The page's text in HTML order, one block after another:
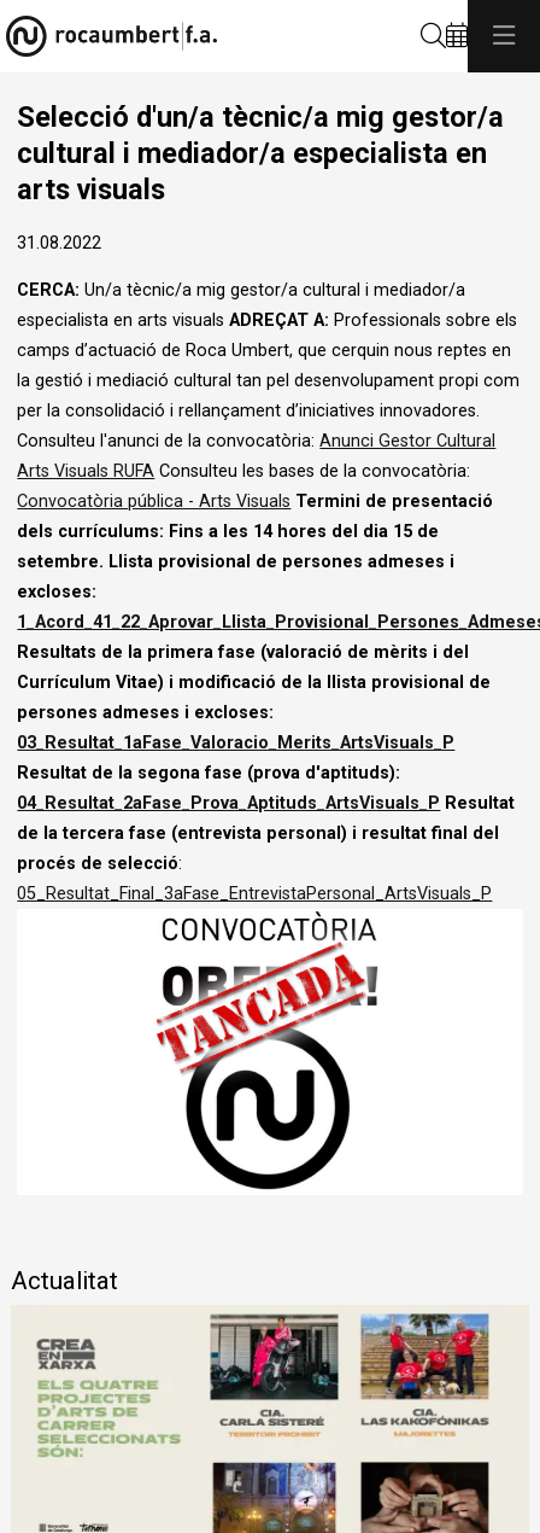
Selecció d'un/a tècnic/a mig gestor/a
cultural i mediador/a especialista en
arts visuals
31.08.2022
CERCA:Un/a tècnic/a mig gestor/a cultural i mediador/a
especialista en arts visualsADREÇAT A: Professionals sobre els
camps d’actuació de Roca Umbert, que cerquin nous reptes en
la gestió i mediació cultural tan pel desenvolupament propi com
per la consolidació i rellançament d’iniciatives innovadores.
Consulteu l'anunci de la convocatòria:Anunci Gestor Cultural
Arts Visuals RUFA Consulteu les bases de la convocatòria:
Convocatòria pública - Arts Visuals Termini de presentació
dels currículums: Fins a les 14 hores del dia 15 de
setembre. Llista provisional de persones admeses i
excloses:
Resultats de la primera fase (valoració de mèrits i del
Currículum Vitae) i modificació de la llista provisional de
persones admeses i excloses:
03_Resultat_1aFase_Valoracio_Merits_ArtsVisuals_P
Resultat de la segona fase (prova d'aptituds):
04_Resultat_2aFase_Prova_Aptituds_ArtsVisuals_P Resultat
de la tercera fase (entrevista personal) i resultat final del
procés de selecció:
05_Resultat_Final_3aFase_EntrevistaPersonal_ArtsVisuals_P
Actualitat